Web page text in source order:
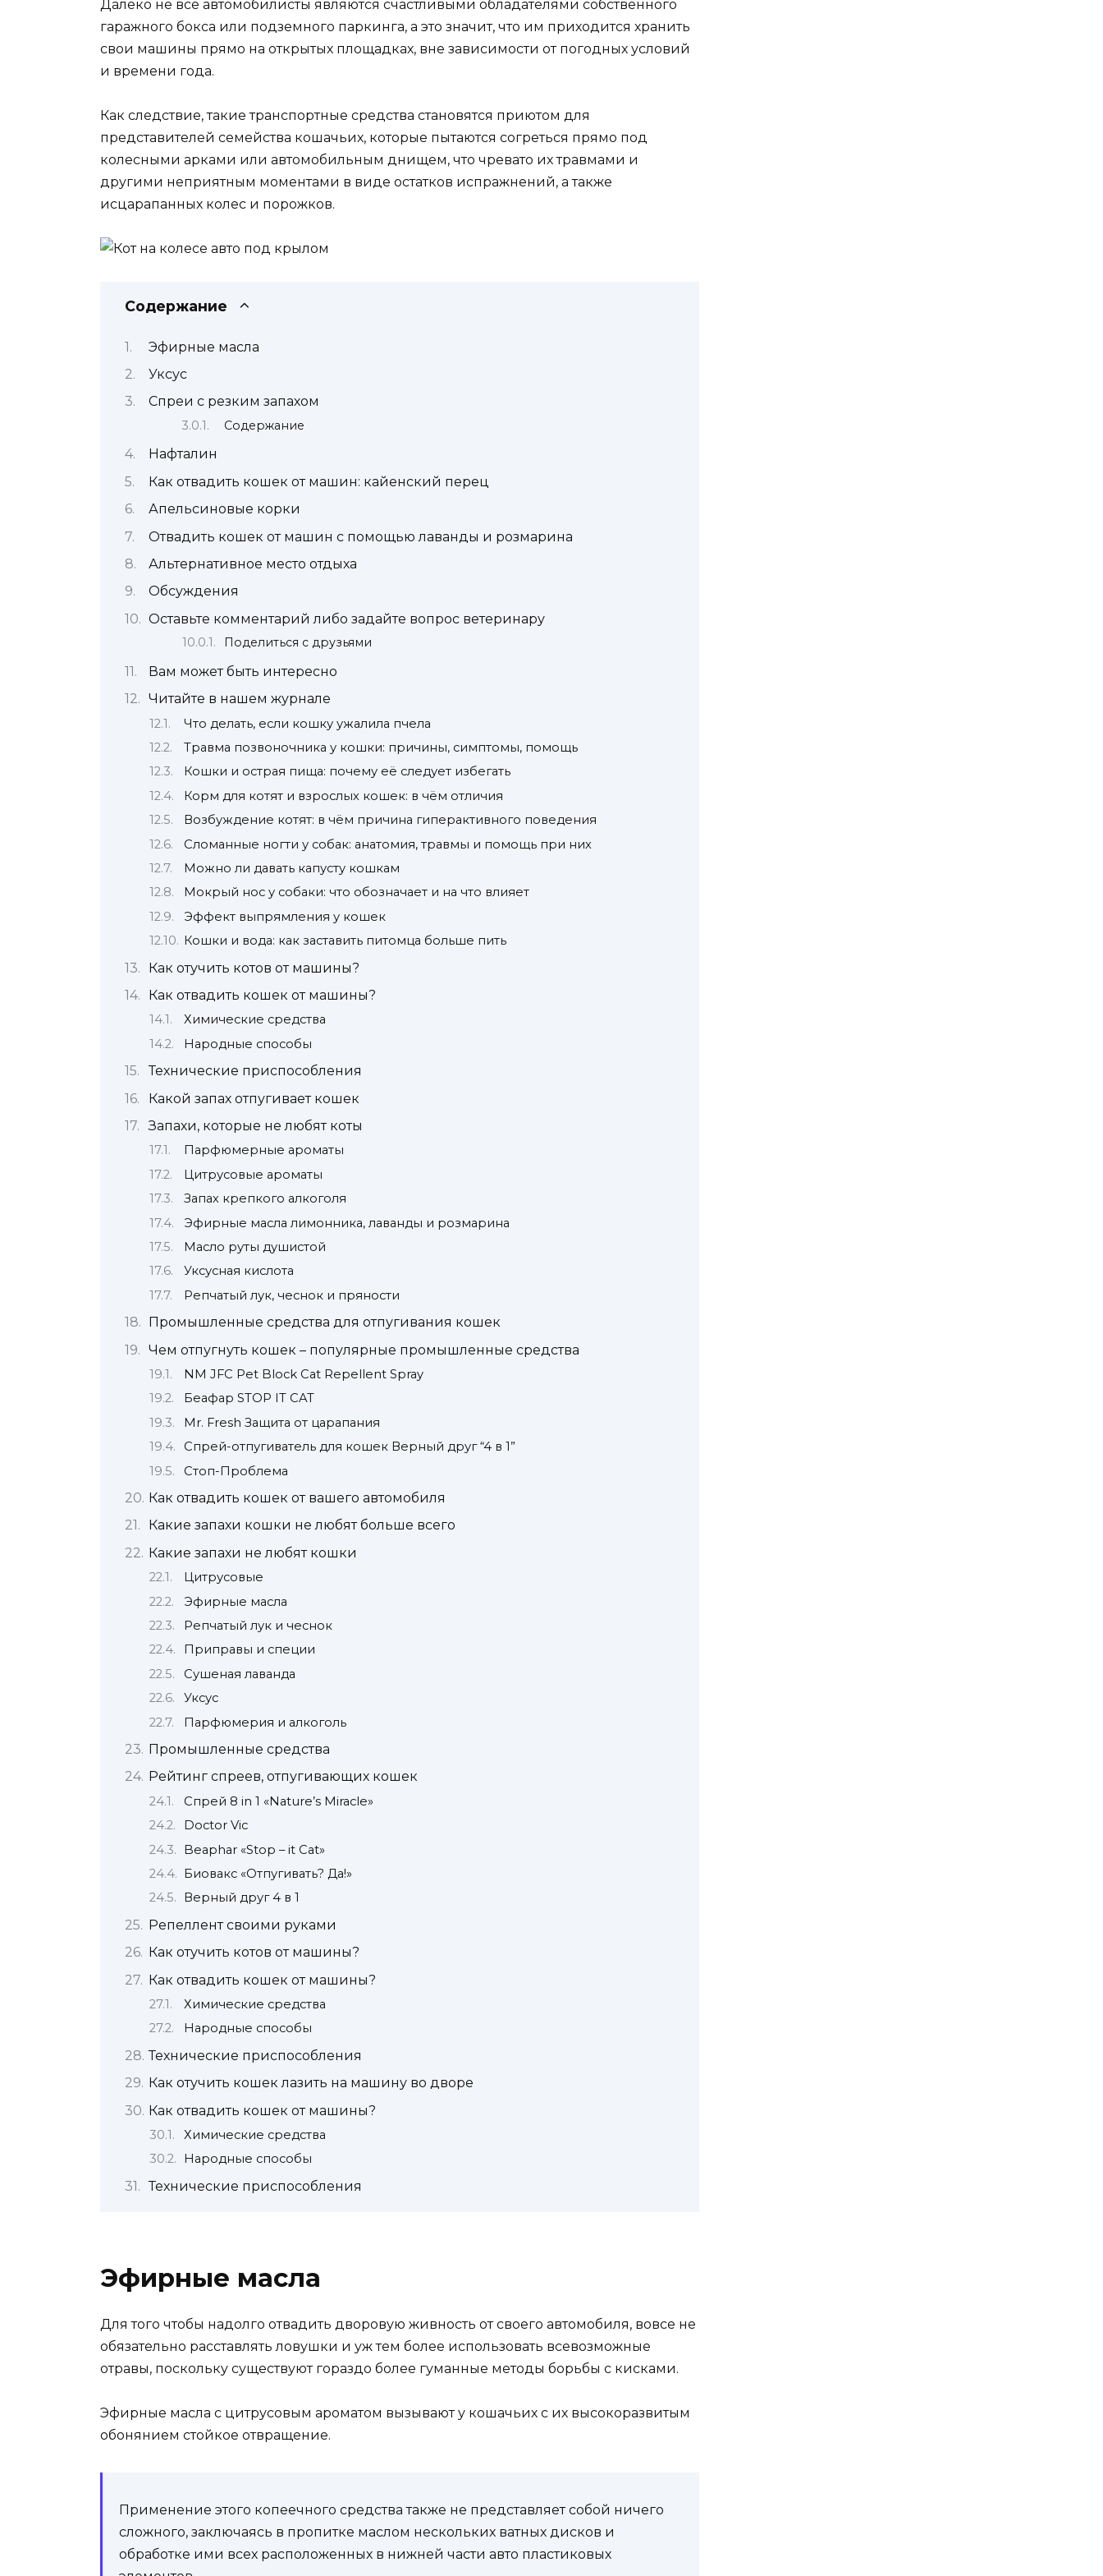
Далеко не все автомобилисты являются счастливыми обладателями собственного
гаражного бокса или подземного паркинга, а это значит, что им приходится хранить
свои машины прямо на открытых площадках, вне зависимости от погодных условий
и времени года.
Как следствие, такие транспортные средства становятся приютом для
представителей семейства кошачьих, которые пытаются согреться прямо под
колесными арками или автомобильным днищем, что чревато их травмами и
другими неприятным моментами в виде остатков испражнений, а также
исцарапанных колес и порожков.
Содержание
Эфирные масла
Уксус
Спреи с резким запахом
Содержание
Нафталин
Как отвадить кошек от машин: кайенский перец
Апельсиновые корки
Отвадить кошек от машин с помощью лаванды и розмарина
Альтернативное место отдыха
Обсуждения
Оставьте комментарий либо задайте вопрос ветеринару
Поделиться с друзьями
Вам может быть интересно
Читайте в нашем журнале
Что делать, если кошку ужалила пчела
Травма позвоночника у кошки: причины, симптомы, помощь
Кошки и острая пища: почему её следует избегать
Корм для котят и взрослых кошек: в чём отличия
Возбуждение котят: в чём причина гиперактивного поведения
Сломанные ногти у собак: анатомия, травмы и помощь при них
Можно ли давать капусту кошкам
Мокрый нос у собаки: что обозначает и на что влияет
Эффект выпрямления у кошек
Кошки и вода: как заставить питомца больше пить
Как отучить котов от машины?
Как отвадить кошек от машины?
Химические средства
Народные способы
Технические приспособления
Какой запах отпугивает кошек
Запахи, которые не любят коты
Парфюмерные ароматы
Цитрусовые ароматы
Запах крепкого алкоголя
Эфирные масла лимонника, лаванды и розмарина
Масло руты душистой
Уксусная кислота
Репчатый лук, чеснок и пряности
Промышленные средства для отпугивания кошек
Чем отпугнуть кошек – популярные промышленные средства
NM JFC Pet Block Cat Repellent Spray
Беафар STOP IT CAT
Mr. Fresh Защита от царапания
Спрей-отпугиватель для кошек Верный друг “4 в 1”
Стоп-Проблема
Как отвадить кошек от вашего автомобиля
Какие запахи кошки не любят больше всего
Какие запахи не любят кошки
Цитрусовые
Эфирные масла
Репчатый лук и чеснок
Приправы и специи
Сушеная лаванда
Уксус
Парфюмерия и алкоголь
Промышленные средства
Рейтинг спреев, отпугивающих кошек
Спрей 8 in 1 «Nature’s Miracle»
Doctor Vic
Beaphar «Stop – it Cat»
Биовакс «Отпугивать? Да!»
Верный друг 4 в 1
Репеллент своими руками
Как отучить котов от машины?
Как отвадить кошек от машины?
Химические средства
Народные способы
Технические приспособления
Как отучить кошек лазить на машину во дворе
Как отвадить кошек от машины?
Химические средства
Народные способы
Технические приспособления
Эфирные масла
Для того чтобы надолго отвадить дворовую живность от своего автомобиля, вовсе не
обязательно расставлять ловушки и уж тем более использовать всевозможные
отравы, поскольку существуют гораздо более гуманные методы борьбы с кисками.
Эфирные масла с цитрусовым ароматом вызывают у кошачьих с их высокоразвитым
обонянием стойкое отвращение.
Применение этого копеечного средства также не представляет собой ничего
сложного, заключаясь в пропитке маслом нескольких ватных дисков и
обработке ими всех расположенных в нижней части авто пластиковых